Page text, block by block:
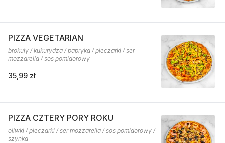
PIZZA VEGETARIAN
brokuły / kukurydza / papryka / pieczarki / ser
mozzarella / sos pomidorowy
35,99 zł
PIZZA CZTERY PORY ROKU
oliwki / pieczarki / ser mozzarella / sos pomidorowy /
szynka